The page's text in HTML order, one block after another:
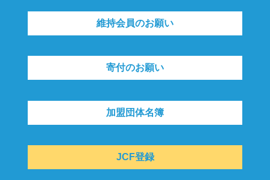
維持会員のお願い
寄付のお願い
加盟団体名簿
JCF登録